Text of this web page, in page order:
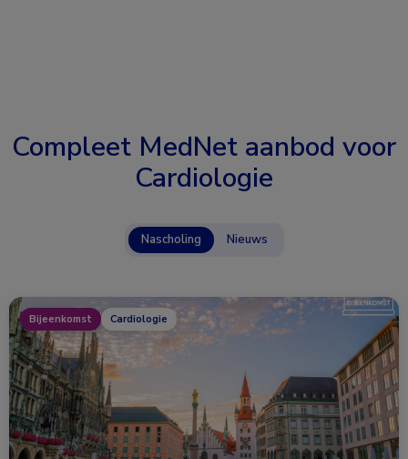
Compleet MedNet aanbod voor
Cardiologie
Nascholing Nieuws
Bijeenkomst Cardiologie